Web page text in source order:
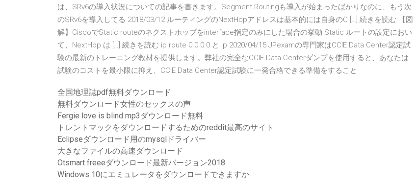
は、SRv6の導入状況についての記事を書きます。Segment Routingも導入が始まったばかりなのに、もう次
のSRv6を導入してる 2018/03/12 ルーティングのNextHopアドレスは基本的には自身のC […] 続きを読む 【図
解】CiscoでStatic routeのネクストホップをinterface指定のみにした場合の挙動 Static ルートの設定におい
て、NextHop は […] 続きを読む ip route 0.0.0.0 と ip 2020/04/15 JPexamの専門家はCCIE Data Center認定試
験の最新のトレーニング教材を提供します。弊社の完全なCCIE Data Centerダンプを使用すると、あなたは
試験のコストを最小限に抑え、CCIE Data Center認定試験に一発合格できる準備をすること
全国地理誌pdf無料ダウンロード
無料ダウンロード女性のセックスの声
Fergie love is blind mp3ダウンロード無料
トレントマックをダウンロードするためのreddit最高のサイト
Eclipseダウンロード用のmysqlドライバー
大きなファイルの高速ダウンロード
Otsmart freeeダウンロード最新バージョン2018
Windows 10にエミュレータをダウンロードできますか